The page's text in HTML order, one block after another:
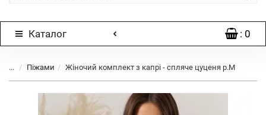
Каталог : 0
... Піжами Жіночий комплект з капрі - спляче цуценя р.M